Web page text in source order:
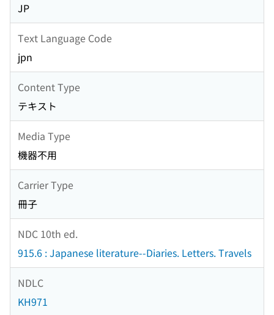
JP
Text Language Code
jpn
Content Type
テキスト
Media Type
機器不用
Carrier Type
冊子
NDC 10th ed.
915.6 : Japanese literature--Diaries. Letters. Travels
NDLC
KH971